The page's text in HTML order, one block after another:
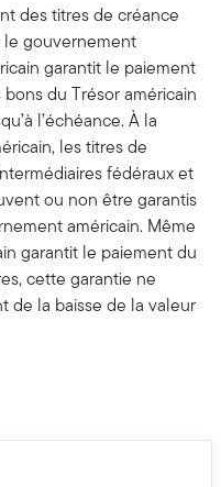
des titres de créance
le gouvernement
garantit le paiement
du Trésor américain
l’échéance. À la
les titres de
fédéraux et
ou non être garantis
américain. Même
garantit le paiement du
cette garantie ne
de la baisse de la valeur